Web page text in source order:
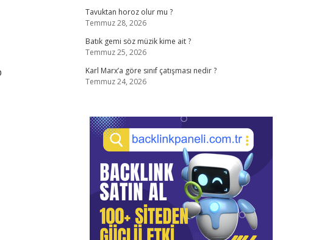
Tavuktan horoz olur mu ?
Temmuz 28, 2026
Batık gemi söz müzik kime ait ?
Temmuz 25, 2026
Karl Marx’a göre sınıf çatışması nedir ?
Temmuz 24, 2026